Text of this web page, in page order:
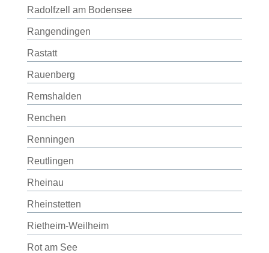
Radolfzell am Bodensee
Rangendingen
Rastatt
Rauenberg
Remshalden
Renchen
Renningen
Reutlingen
Rheinau
Rheinstetten
Rietheim-Weilheim
Rot am See